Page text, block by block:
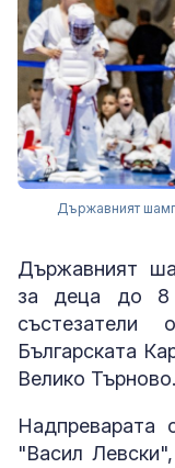
Държавният
Държавният
за деца до 8
Българската
Велико Търново.
"Васил